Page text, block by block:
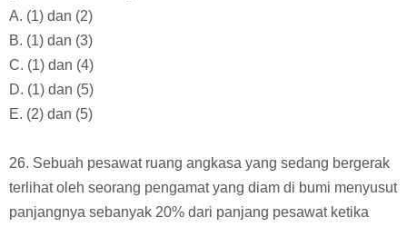
A. (1) dan (2)
B. (1) dan (3)
C. (1) dan (4)
D. (1) dan (5)
E. (2) dan (5)
26. Sebuah pesawat ruang angkasa yang sedang bergerak
terlihat oleh seorang pengamat yang diam di bumi menyusut
panjangnya sebanyak 20% dari panjang pesawat ketika